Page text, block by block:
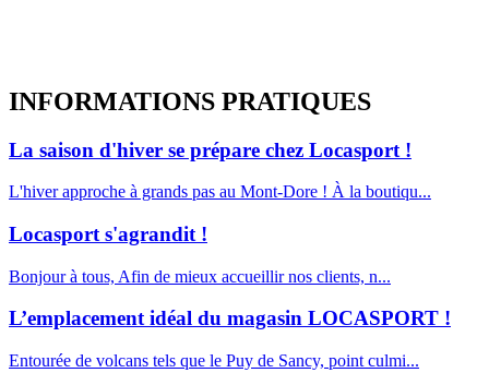
INFORMATIONS PRATIQUES
La saison d'hiver se prépare chez Locasport !
L'hiver approche à grands pas au Mont-Dore ! À la boutiqu...
Locasport s'agrandit !
Bonjour à tous, Afin de mieux accueillir nos clients, n...
L’emplacement idéal du magasin LOCASPORT !
Entourée de volcans tels que le Puy de Sancy, point culmi...